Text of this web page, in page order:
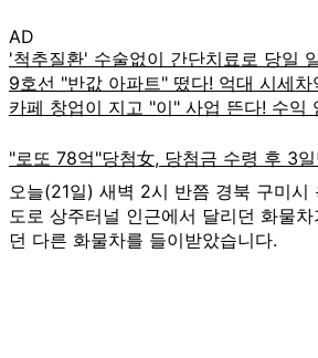
AD
오늘(21일) 새벽 2시 반쯤 경북 구미시
도로 상주터널 인근에서 달리던 화물
던 다른 화물차를 들이받았습니다.